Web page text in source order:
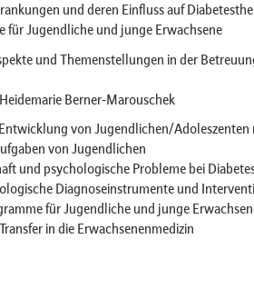
und deren Einfluss auf
für Jugendliche und junge Erwachsene
und Themenstellungen in der
Berner-Marouschek
von Jugendlichen/Adoleszenten
von Jugendlichen
und psychologische Probleme bei
Diagnoseinstrumente und
für Jugendliche und junge
in die Erwachsenenmedizin